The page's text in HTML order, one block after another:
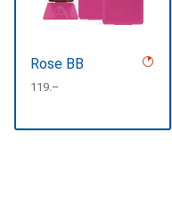
Rose BB
CHF
119.–